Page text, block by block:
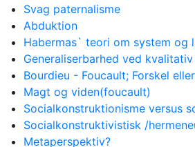
Svag paternalisme
Abduktion
Habermas` teori om system og
Generaliserbarhed ved
Bourdieu - Foucault; Forskel
Magt og viden(foucault)
Socialkonstruktionisme versus
Socialkonstruktivistisk /
Metaperspektiv?